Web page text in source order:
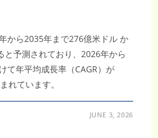
から2035年まで276億米ドル か
と予測されており、2026年から
て年平均成長率（CAGR）が
れています。
JUNE 3, 2026